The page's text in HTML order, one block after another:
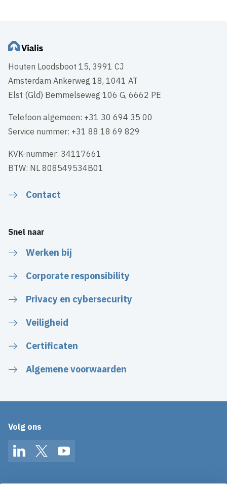
Houten Loodsboot 15, 3991 CJ
Amsterdam Ankerweg 18, 1041 AT
Elst (Gld) Bemmelseweg 106 G, 6662 PE
Telefoon algemeen: +31 30 694 35 00
Service nummer: +31 88 18 69 829
KVK-nummer: 34117661
BTW: NL 808549534B01
Contact
Snel naar
Werken bij
Corporate responsibility
Privacy en cybersecurity
Veiligheid
Certificaten
Algemene voorwaarden
Volg ons
LinkedInTwitterYouTube